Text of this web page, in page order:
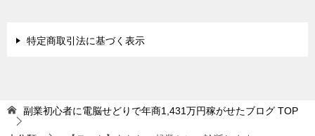
特定商取引法に基づく表示
副業初心者に電脳せどりで年商1,431万円稼がせたブログ TOP